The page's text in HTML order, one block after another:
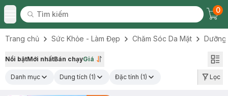
Toggle Menu
Tìm kiếm
Tìm kiếm
0
Trang chủ Sức Khỏe - Làm Đẹp Chăm Sóc Da Mặt Dưỡng
Nổi bậtMới nhấtBán chạyGiá
Danh mục Dung tích (1) Đặc tính (1) Lọc